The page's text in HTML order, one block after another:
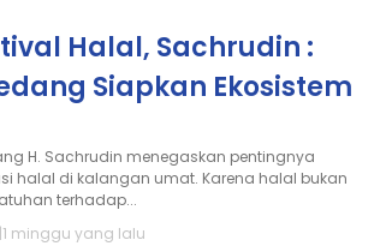
Halal, Sachrudin :
Siapkan Ekosistem
H. Sachrudin menegaskan pentingnya
halal di kalangan umat. Karena halal bukan
terhadap...
|1 minggu yang lalu